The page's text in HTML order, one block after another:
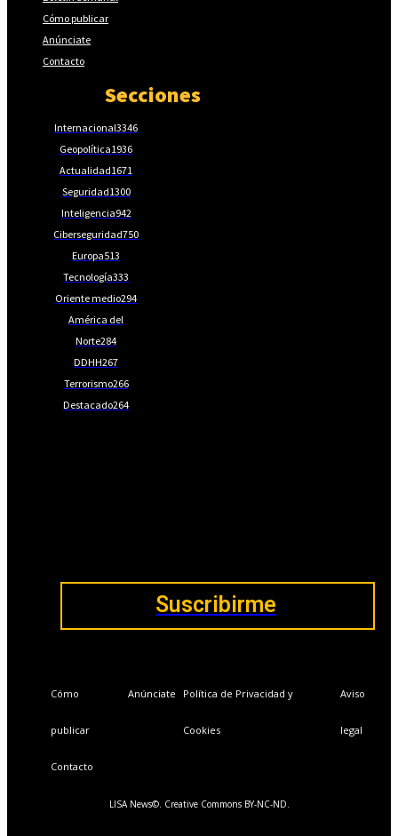
Cómo publicar
Anúnciate
Contacto
Secciones
Internacional3346
Geopolítica1936
Actualidad1671
Seguridad1300
Inteligencia942
Ciberseguridad750
Europa513
Tecnología333
Oriente medio294
América del
Norte284
DDHH267
Terrorismo266
Destacado264
Suscribirme
Cómo
publicar
Anúnciate Política de Privacidad y
Cookies
Aviso
legal
Contacto
LISA News©. Creative Commons BY-NC-ND.